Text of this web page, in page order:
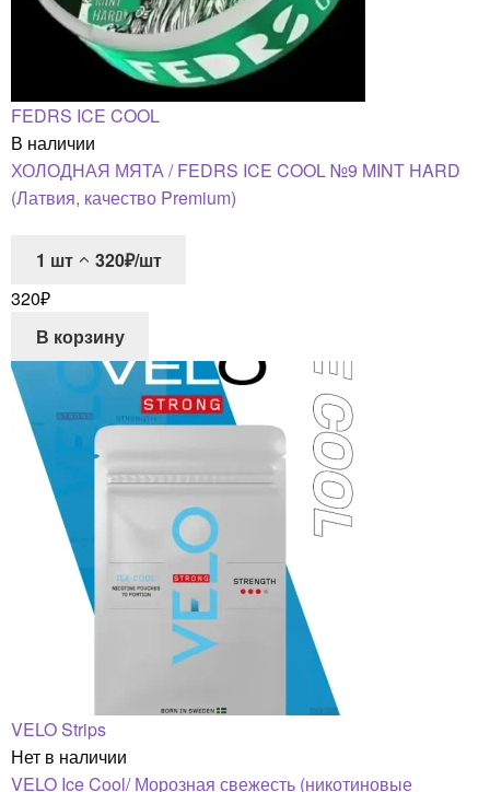
FEDRS ICE COOL
В наличии
ХОЛОДНАЯ МЯТА / FEDRS ICE COOL №9 MINT HARD
(Латвия, качество Premium)
1 шт
320₽/шт
320₽
В корзину
VELO Strips
Нет в наличии
VELO Ice Cool/ Морозная свежесть (никотиновые